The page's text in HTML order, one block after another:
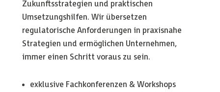
Zukunftsstrategien und praktischen
Umsetzungshilfen. Wir übersetzen
regulatorische Anforderungen in praxisnahe
Strategien und ermöglichen Unternehmen,
immer einen Schritt voraus zu sein.
exklusive Fachkonferenzen & Workshops